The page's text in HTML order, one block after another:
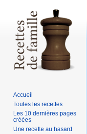
Accueil
Toutes les recettes
Les 10 dernières pages
créées
Une recette au hasard